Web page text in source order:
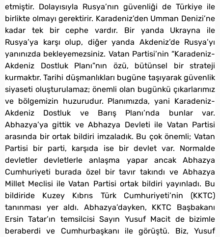
etmiştir. Dolayısıyla Rusya’nın güvenliği de Türkiye ile
birlikte olmayı gerektirir. Karadeniz’den Umman Denizi’ne
kadar tek bir cephe vardır. Bir yanda Ukrayna ile
Rusya’ya karşı olup, diğer yanda Akdeniz’de Rusya’yı
yanınızda bekleyemezsiniz. Vatan Partisi’nin “Karadeniz-
Akdeniz Dostluk Planı”nın özü, bütünsel bir strateji
kurmaktır. Tarihi düşmanlıkları bugüne taşıyarak güvenlik
siyaseti oluşturulamaz; önemli olan bugünkü çıkarlarımız
ve bölgemizin huzurudur. Planımızda, yani Karadeniz-
Akdeniz Dostluk ve Barış Planı’nda bunlar var.
Abhazya’ya gittik ve Abhazya Devleti ile Vatan Partisi
arasında bir ortak bildiri imzaladık. Bu çok önemli; Vatan
Partisi bir parti, karşıda ise bir devlet var. Normalde
devletler devletlerle anlaşma yapar ancak Abhazya
Cumhuriyeti burada özel bir tavır takındı ve Abhazya
Millet Meclisi ile Vatan Partisi ortak bildiri yayınladı. Bu
bildiride Kuzey Kıbrıs Türk Cumhuriyeti’nin (KKTC)
tanınması yer aldı. Abhazya’dayken, KKTC Başbakanı
Ersin Tatar’ın temsilcisi Sayın Yusuf Macit de bizimle
beraberdi ve Cumhurbaşkanı ile görüştü. Biz, Yusuf